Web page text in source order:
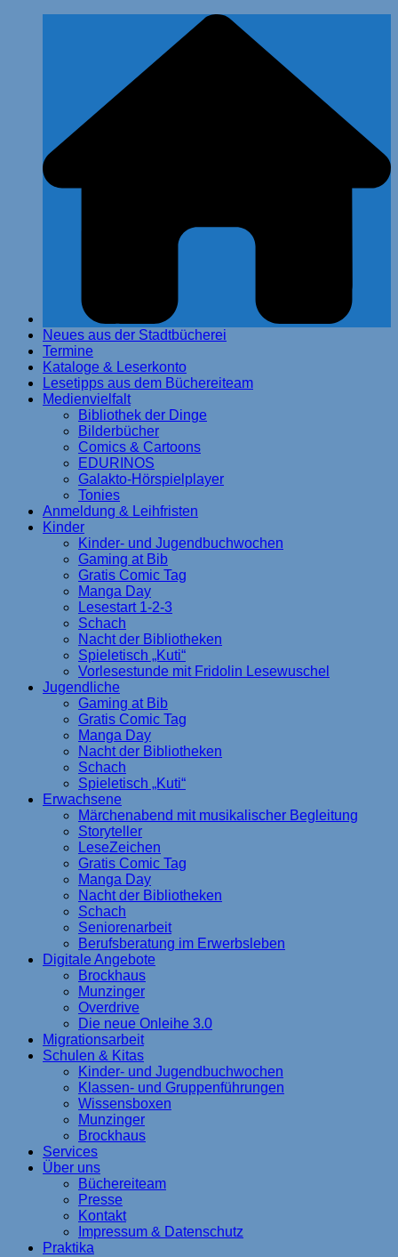
Neues aus der Stadtbücherei
Termine
Kataloge & Leserkonto
Lesetipps aus dem Büchereiteam
Medienvielfalt
Bibliothek der Dinge
Bilderbücher
Comics & Cartoons
EDURINOS
Galakto-Hörspielplayer
Tonies
Anmeldung & Leihfristen
Kinder
Kinder- und Jugendbuchwochen
Gaming at Bib
Gratis Comic Tag
Manga Day
Lesestart 1-2-3
Schach
Nacht der Bibliotheken
Spieletisch „Kuti“
Vorlesestunde mit Fridolin Lesewuschel
Jugendliche
Gaming at Bib
Gratis Comic Tag
Manga Day
Nacht der Bibliotheken
Schach
Spieletisch „Kuti“
Erwachsene
Märchenabend mit musikalischer Begleitung
Storyteller
LeseZeichen
Gratis Comic Tag
Manga Day
Nacht der Bibliotheken
Schach
Seniorenarbeit
Berufsberatung im Erwerbsleben
Digitale Angebote
Brockhaus
Munzinger
Overdrive
Die neue Onleihe 3.0
Migrationsarbeit
Schulen & Kitas
Kinder- und Jugendbuchwochen
Klassen- und Gruppenführungen
Wissensboxen
Munzinger
Brockhaus
Services
Über uns
Büchereiteam
Presse
Kontakt
Impressum & Datenschutz
Praktika